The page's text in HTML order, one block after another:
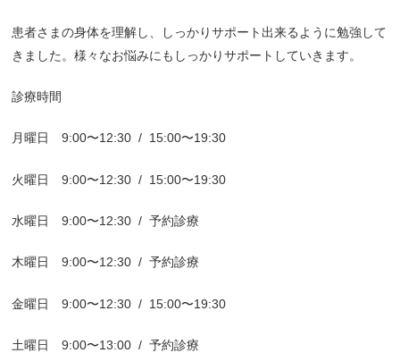
患者さまの身体を理解し、しっかりサポート出来るように勉強して
きました。様々なお悩みにもしっかりサポートしていきます。
診療時間
月曜日9:00〜12:30 / 15:00〜19:30
火曜日9:00〜12:30 / 15:00〜19:30
水曜日9:00〜12:30 / 予約診療
木曜日9:00〜12:30 / 予約診療
金曜日9:00〜12:30 / 15:00〜19:30
土曜日9:00〜13:00 / 予約診療